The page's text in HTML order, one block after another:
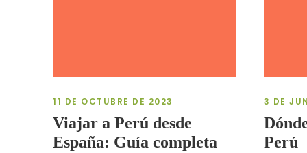
11 DE OCTUBRE DE 2023
Viajar a Perú desde
España: Guía completa
3 DE
Perú